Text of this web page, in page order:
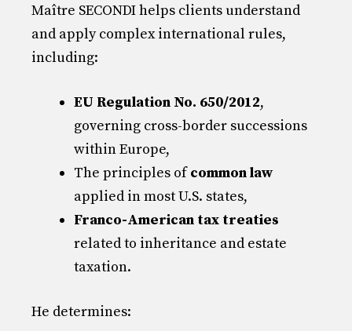
Maître SECONDI helps clients understand
and apply complex international rules,
including:
EU Regulation No. 650/2012,
governing cross-border successions
within Europe,
The principles ofcommon law
applied in most U.S. states,
Franco-American tax treaties
related to inheritance and estate
taxation.
He determines: